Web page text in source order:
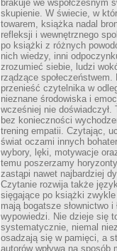
brakuje we współczesnym
skupienie. W świecie, w
towarem, książka nadal
refleksji i wewnętrznego
po książki z różnych
nich wiedzy, inni
zrozumieć siebie, ludzi
rządzące społeczeństwem.
przenieść czytelnika w
nieznane środowiska i
wcześniej nie doświadczył.
bez konieczności
trening empatii. Czytając,
świat oczami innych
wybory, lęki, motywacje
temu poszerzamy
zastąpi nawet najbardziej
Czytanie rozwija także
sięgające po książki zwykle
mają bogatsze słownictwo i
wypowiedzi. Nie dzieje się
systematycznie, niemal
osadzają się w pamięci, a
autorów wpływa na sposób